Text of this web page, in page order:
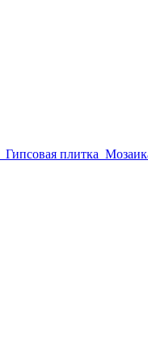
Гипсовая плитка